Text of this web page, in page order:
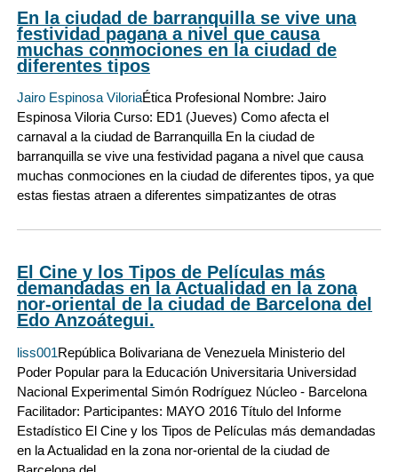
En la ciudad de barranquilla se vive una
festividad pagana a nivel que causa
muchas conmociones en la ciudad de
diferentes tipos
Jairo Espinosa ViloriaÉtica Profesional Nombre: Jairo
Espinosa Viloria Curso: ED1 (Jueves) Como afecta el
carnaval a la ciudad de Barranquilla En la ciudad de
barranquilla se vive una festividad pagana a nivel que causa
muchas conmociones en la ciudad de diferentes tipos, ya que
estas fiestas atraen a diferentes simpatizantes de otras
El Cine y los Tipos de Películas más
demandadas en la Actualidad en la zona
nor-oriental de la ciudad de Barcelona del
Edo Anzoátegui.
liss001República Bolivariana de Venezuela Ministerio del
Poder Popular para la Educación Universitaria Universidad
Nacional Experimental Simón Rodríguez Núcleo - Barcelona
Facilitador: Participantes: MAYO 2016 Título del Informe
Estadístico El Cine y los Tipos de Películas más demandadas
en la Actualidad en la zona nor-oriental de la ciudad de